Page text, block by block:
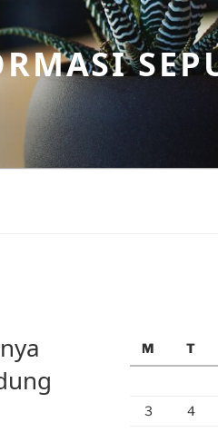
M
T
3
4